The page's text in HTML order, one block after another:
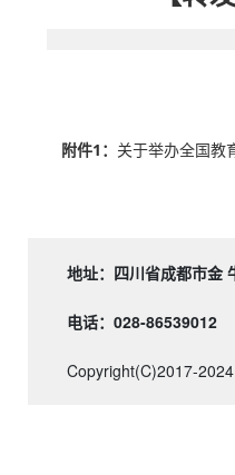
附件1： 关于举办全国教
地址：四川省成都
电话：028-
Copyright(C)2017-